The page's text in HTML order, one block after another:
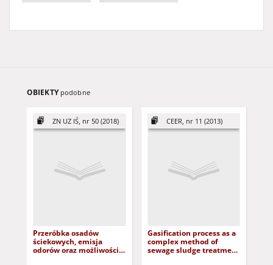
OBIEKTY podobne
ZN UZ IŚ, nr 50 (2018)
Przeróbka osadów
ściekowych, emisja
odorów oraz możliwości
CEER, nr 11 (2013)
Gasification process as a
complex method of
sewage sludge treatment